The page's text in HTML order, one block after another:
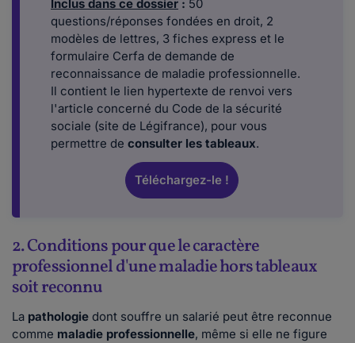
Inclus dans ce dossier : 50
questions/réponses fondées en droit, 2
modèles de lettres, 3 fiches express et le
formulaire Cerfa de demande de
reconnaissance de maladie professionnelle.
Il contient le lien hypertexte de renvoi vers
l'article concerné du Code de la sécurité
sociale (site de Légifrance), pour vous
permettre de consulter les tableaux.
Téléchargez-le !
2. Conditions pour que le caractère
professionnel d'une maladie hors tableaux
soit reconnu
La pathologie dont souffre un salarié peut être reconnue
comme maladie professionnelle, même si elle ne figure